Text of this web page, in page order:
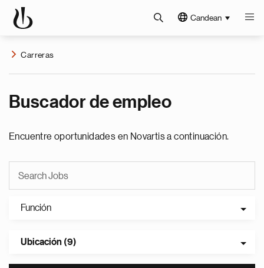
Candean
Carreras
Buscador de empleo
Encuentre oportunidades en Novartis a continuación.
Función
Ubicación (9)